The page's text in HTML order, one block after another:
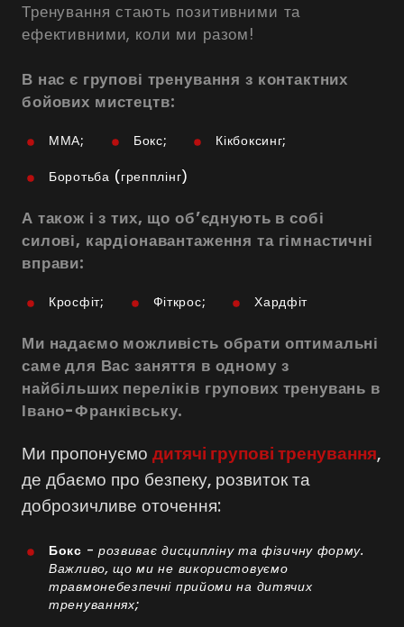
Тренування стають позитивними та
ефективними, коли ми разом!
В нас є групові тренування з контактних
бойових мистецтв:
ММА; Бокс;
Кікбоксинг;
Боротьба (грепплінг)
А також і з тих, що обʼєднують в собі
силові, кардіонавантаження та гімнастичні
вправи:
Кросфіт; Фіткрос; Хардфіт
Ми надаємо можливість обрати оптимальні
саме для Вас заняття в одному з
найбільших переліків групових тренувань в
Івано-Франківську.
Ми пропонуємо дитячі групові тренування,
де дбаємо про безпеку, розвиток та
доброзичливе оточення:
Бокс - розвиває дисципліну та фізичну форму.
Важливо, що ми не використовуємо
травмонебезпечні прийоми на дитячих
тренуваннях;